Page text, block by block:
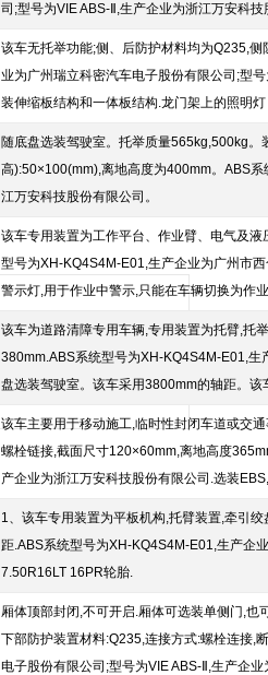
司;型号为VIE ABS-Ⅱ,生产企业为浙江万安科
该车无托举功能;侧、后防护材料均为Q235,
业为广州瑞立科密汽车电子股份有限公司;型
装伸缩板结构和一体板结构.龙门架上的照明灯
随底盘选装驾驶室。托举质量565kg,500kg
高):50×100(mm),离地高度为400mm。ABS
江万安科技股份有限公司。
该车专用装置为工作平台、作业臂、电气及
型号为XH-KQ4S4M-E01,生产企业为广州市
警示灯,用于作业中警示,只能在车辆切换为作
该车为道路清障专用车辆,专用装置为托臂,托
380mm.ABS系统型号为XH-KQ4S4M-E01,生
盘选装驾驶室。该车采用3800mm的轴距。该
该车主要用于移动施工,临时性封闭车道或交
螺栓链接,截面尺寸120×60mm,离地高度
产企业为浙江万安科技股份有限公司.选装
1、该车专用装置为平板机构,托臂装置,牵引
距.ABS系统型号为XH-KQ4S4M-E01,生产企
7.50R16LT 16PR轮胎.
厢体顶部封闭,不可开启.厢体可选装单侧门,也
下部防护装置材料:Q235,连接方式:螺栓连接,
电子股份有限公司;型号为VIE ABS-Ⅱ,生产企